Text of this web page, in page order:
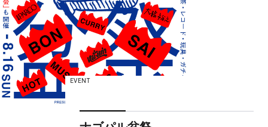
EVENT